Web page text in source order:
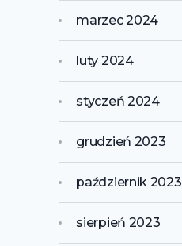
marzec 2024
luty 2024
styczeń 2024
grudzień 2023
październik 2023
sierpień 2023